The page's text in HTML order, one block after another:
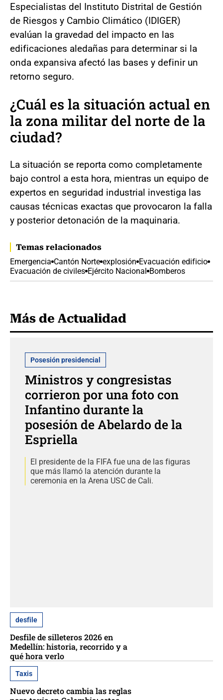
Especialistas del Instituto Distrital de Gestión
de Riesgos y Cambio Climático (IDIGER)
evalúan la gravedad del impacto en las
edificaciones aledañas para determinar si la
onda expansiva afectó las bases y definir un
retorno seguro.
¿Cuál es la situación actual en
la zona militar del norte de la
ciudad?
La situación se reporta como completamente
bajo control a esta hora, mientras un equipo de
expertos en seguridad industrial investiga las
causas técnicas exactas que provocaron la falla
y posterior detonación de la maquinaria.
Temas relacionados
Emergencia Cantón Norte explosión Evacuación edificio
Evacuación de civiles Ejército Nacional Bomberos
Más de Actualidad
Posesión presidencial
Ministros y congresistas
corrieron por una foto con
Infantino durante la
posesión de Abelardo de la
Espriella
El presidente de la FIFA fue una de las figuras
que más llamó la atención durante la
ceremonia en la Arena USC de Cali.
desfile
Desfile de silleteros 2026 en
Medellín: historia, recorrido y a
qué hora verlo
Taxis
Nuevo decreto cambia las reglas